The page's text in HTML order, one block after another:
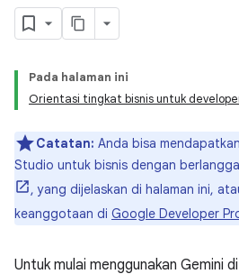
Pada halaman ini
Orientasi tingkat bisnis untuk
Catatan: Anda bisa
Studio untuk bisnis dengan
, yang dijelaskan di halaman ini,
keanggotaan di Google Developer
Untuk mulai menggunakan Gemini